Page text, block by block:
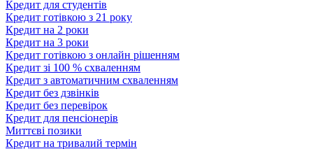
Кредит для студентів
Кредит готівкою з 21 року
Кредит на 2 роки
Кредит на 3 роки
Кредит готівкою з онлайн рішенням
Кредит зі 100 % схваленням
Кредит з автоматичним схваленням
Кредит без дзвінків
Кредит без перевірок
Кредит для пенсіонерів
Миттєві позики
Кредит на тривалий термін